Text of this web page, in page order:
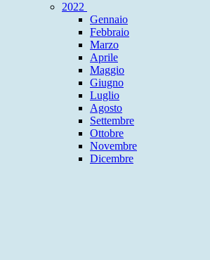
2022
Gennaio
Febbraio
Marzo
Aprile
Maggio
Giugno
Luglio
Agosto
Settembre
Ottobre
Novembre
Dicembre